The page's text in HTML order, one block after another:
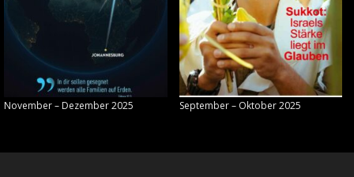
November – Dezember 2025 September – Oktober 2025